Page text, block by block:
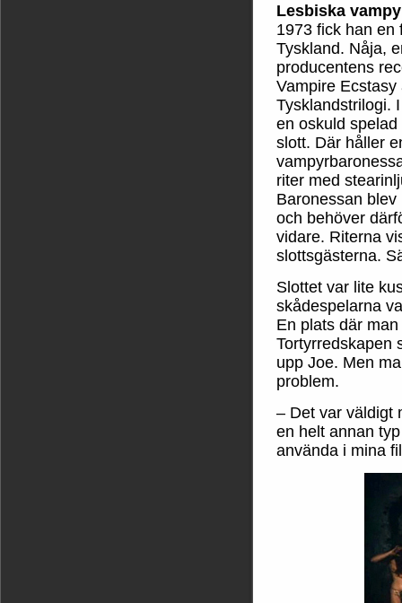
Lesbiska
1973 fick han en
Tyskland. Nåja,
producentens
Vampire
Tysklandstrilogi.
en oskuld
slott. Där håller
riter med
Baronessan
och behöver
vidare. Riterna
slottsgästerna.
Slottet var lite
skådespelarna
En plats där
Tortyrredskapen
upp Joe. Men
problem.
– Det var väldigt
en helt annan
använda i mina